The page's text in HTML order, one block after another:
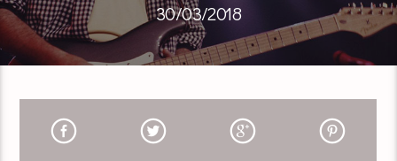
30/03/2018